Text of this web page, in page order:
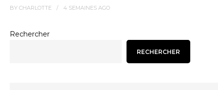
BY CHARLOTTE 4 SEMAINES AGO
Rechercher
RECHERCHER